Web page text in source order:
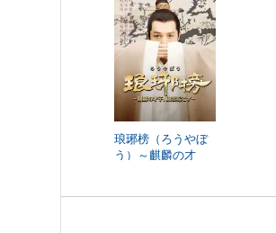
琅琊榜（ろうやぼ
う）～麒麟の才